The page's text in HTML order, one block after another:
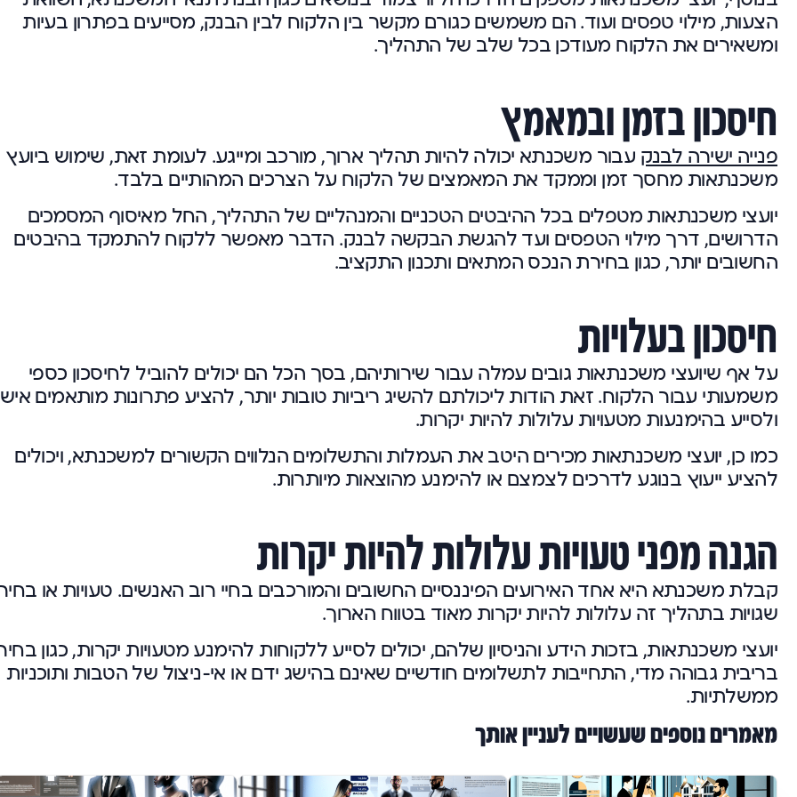
הצעות, מילוי טפסים ועוד. הם משמשים כגורם מקשר בין הלקוח לבין הבנק, מסייעים בפתרון בעיות
ומשאירים את הלקוח מעודכן בכל שלב של התהליך.
חיסכון בזמן ובמאמץ
פנייה ישירה לבנק עבור משכנתא יכולה להיות תהליך ארוך, מורכב ומייגע. לעומת זאת, שימוש ביועץ
משכנתאות מחסך זמן וממקד את המאמצים של הלקוח על הצרכים המהותיים בלבד.
יועצי משכנתאות מטפלים בכל ההיבטים הטכניים והמנהליים של התהליך, החל מאיסוף המסמכים
הדרושים, דרך מילוי הטפסים ועד להגשת הבקשה לבנק. הדבר מאפשר ללקוח להתמקד בהיבטים
החשובים יותר, כגון בחירת הנכס המתאים ותכנון התקציב.
חיסכון בעלויות
על אף שיועצי משכנתאות גובים עמלה עבור שירותיהם, בסך הכל הם יכולים להוביל לחיסכון כספי
משמעותי עבור הלקוח. זאת הודות ליכולתם להשיג ריביות טובות יותר, להציע פתרונות מותאמים
ולסייע בהימנעות מטעויות עלולות להיות יקרות.
כמו כן, יועצי משכנתאות מכירים היטב את העמלות והתשלומים הנלווים הקשורים למשכנתא, ויכולים
להציע ייעוץ בנוגע לדרכים לצמצם או להימנע מהוצאות מיותרות.
הגנה מפני טעויות עלולות להיות יקרות
קבלת משכנתא היא אחד האירועים הפיננסיים החשובים והמורכבים בחיי רוב האנשים. טעויות או
שגויות בתהליך זה עלולות להיות יקרות מאוד בטווח הארוך.
יועצי משכנתאות, בזכות הידע והניסיון שלהם, יכולים לסייע ללקוחות להימנע מטעויות יקרות, כגון
בריבית גבוהה מדי, התחייבות לתשלומים חודשיים שאינם בהישג ידם או אי-ניצול של הטבות ותוכניות
ממשלתיות.
מאמרים נוספים שעשויים לעניין אותך